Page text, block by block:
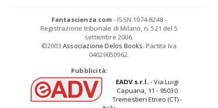
Fantascienza.com - ISSN 1974-8248 -
Registrazione tribunale di Milano, n. 521 del 5
settembre 2006.
©2003 Associazione Delos Books. Partita Iva
04029050962.
Pubblicità:
EADV s.r.l. - Via Luigi
Capuana, 11 - 95030
Tremestieri Etneo (CT) -